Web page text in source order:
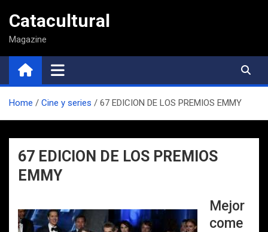
contenido
Catacultural
Magazine
Home Cine y series 67 EDICION DE LOS PREMIOS EMMY
67 EDICION DE LOS PREMIOS
EMMY
Mejor
come